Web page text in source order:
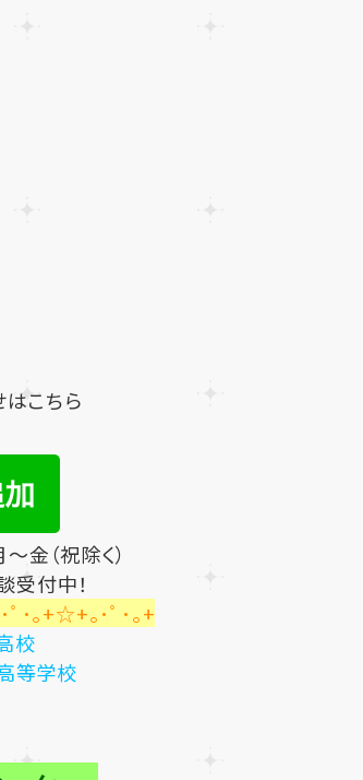
こちら
金（祝除く）
受付中！
･｡+☆+｡･ﾟ･｡+
校
等学校